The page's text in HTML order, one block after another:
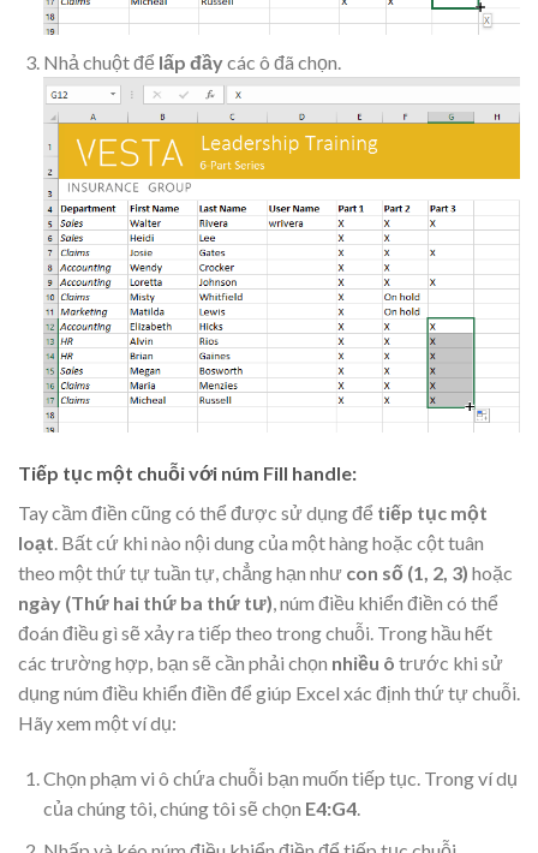
Nhả chuột để lấp đầycác ô đã chọn.
Tiếp tục một chuỗi với núm Fill handle:
Tay cầm điền cũng có thể được sử dụng để tiếp tục một
loạt. Bất cứ khi nào nội dung của một hàng hoặc cột tuân
theo một thứ tự tuần tự, chẳng hạn như con số (1, 2, 3) hoặc
ngày (Thứ hai thứ ba thứ tư), núm điều khiển điền có thể
đoán điều gì sẽ xảy ra tiếp theo trong chuỗi. Trong hầu hết
các trường hợp, bạn sẽ cần phải chọn nhiều ô trước khi sử
dụng núm điều khiển điền để giúp Excel xác định thứ tự chuỗi.
Hãy xem một ví dụ:
Chọn phạm vi ô chứa chuỗi bạn muốn tiếp tục. Trong ví dụ
của chúng tôi, chúng tôi sẽ chọn E4:G4.